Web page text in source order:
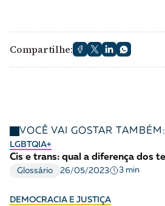
Compartilhe:
VOCÊ VAI GOSTAR TAMBÉM:
LGBTQIA+
Cis e trans: qual a diferença dos
Glossário 26/05/2023 3 min
DEMOCRACIA E JUSTIÇA